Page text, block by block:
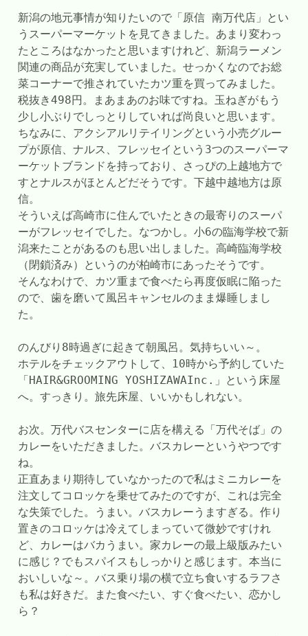
新潟の地元事情が知りたいので「原信 南万代店」とい
うスーパーマーケットを見てきました。あまり変わっ
たところはなかったと思いますけれど、新潟ラーメン
関連の商品が充実していました。せっかくなのでお総
菜コーナーで推されていたカツ重を買ってみました。
税抜き498円。まあまあのお味ですね。玉ねぎがもう
少し小ぶりでしっとりしていれば尚良いと思います。
ちなみに、アクシアルリテイリングという小売グルー
プが原信、ナルス、フレッセイという3つのスーパーマ
ーケットブランドを持っており、さっぴの上越地方で
すとナルスがほとんどだそうです。下越中越地方は原
信。
そういえば高崎市に住んでいたときの最寄りのスーパ
ーがフレッセイでした。なつかし。小6の臨海学校で新
潟来たことがあるのも思い出しました。高崎臨海学校
（閉鎖済み）というのが柏崎市にあったそうです。
そんなわけで、カツ重まで食べたら再度仮眠に陥った
ので、歯を磨いて風呂キャンセルのまま爆睡しまし
た。
のんびり8時過ぎに起きて朝風呂。気持ちいい～。
ホテルをチェックアウトして、10時から予約していた
「HAIR&GROOMING YOSHIZAWAInc.」という床屋
へ。すっきり。旅先床屋、いいかもしれない。
お次。万代バスセンターに店を構える「万代そば」の
カレーをいただきました。バスカレーというやつです
ね。
正直あまり期待していなかったので私はミニカレーを
注文してコロッケを乗せてみたのですが、これは完全
な失策でした。うまい。バスカレーうますぎる。作り
置きのコロッケは冷えてしまっていて微妙ですけれ
ど、カレーはバカうまい。家カレーの最上級版みたい
に感じ？でもスパイスもしっかりと感じます。本当に
おいしいな～。バス乗り場の横で立ち食いするラフさ
も私は好きだ。また食べたい、すぐ食べたい、恋かし
ら？